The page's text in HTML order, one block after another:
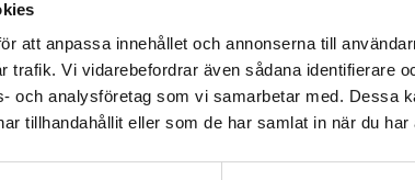
att anpassa innehållet och annonserna till
trafik. Vi vidarebefordrar även sådana identifierare
och analysföretag som vi samarbetar med. Dessa
tillhandahållit eller som de har samlat in när du